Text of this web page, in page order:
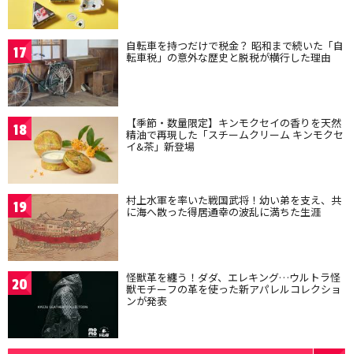
17 自転車を持つだけで税金？ 昭和まで続いた「自
転車税」の意外な歴史と脱税が横行した理由
18 【季節・数量限定】キンモクセイの香りを天然
精油で再現した「スチームクリーム キンモクセ
イ&茶」新登場
19 村上水軍を率いた戦国武将！幼い弟を支え、共
に海へ散った得居通幸の波乱に満ちた生涯
20 怪獣革を纏う！ダダ、エレキング…ウルトラ怪
獣モチーフの革を使った新アパレルコレクショ
ンが発表